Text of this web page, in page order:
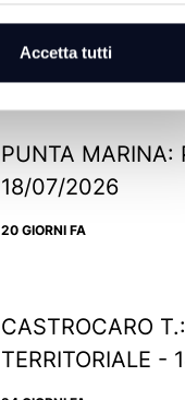
Accetta tutti
16 GIORNI FA
PUNTA MARINA:
18/07/2026
20 GIORNI FA
CASTROCARO
TERRITORIALE -